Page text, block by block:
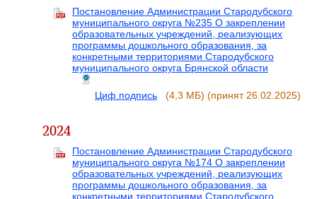
Постановление Администрации Стародубского
муниципального округа №235 О закреплении
образовательных учреждений, реализующих
программы дошкольного образования, за
конкретными территориями Стародубского
муниципального округа Брянской области
Циф.подпись (4,3 МБ) (принят 26.02.2025)
2024
Постановление Администрации Стародубского
муниципального округа №174 О закреплении
образовательных учреждений, реализующих
программы дошкольного образования, за
конкретными территориями Стародубского